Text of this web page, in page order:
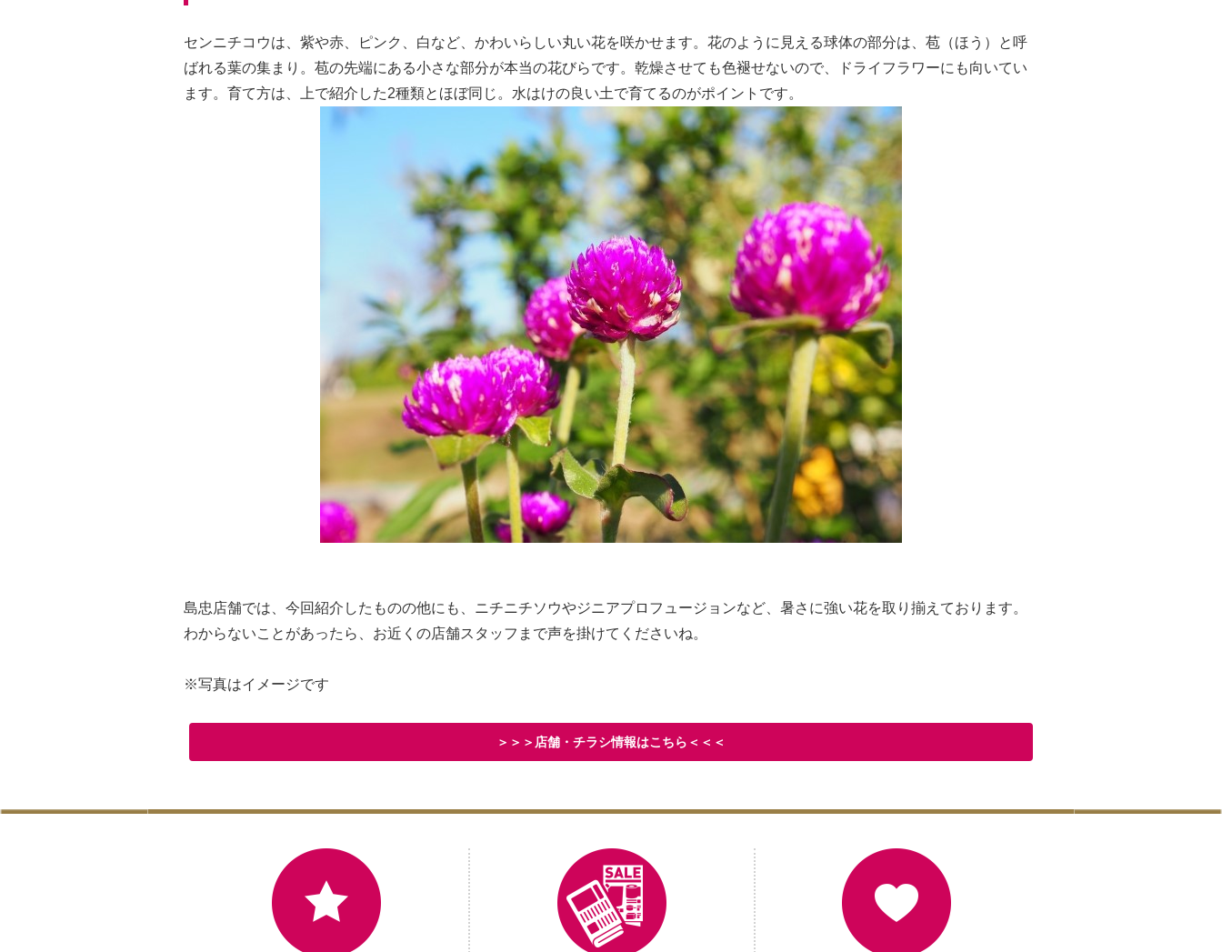
センニチコウは、紫や赤、ピンク、白など、かわいらしい丸い花を咲かせます。花のように見える球体の部分は、苞（ほう）と呼
ばれる葉の集まり。苞の先端にある小さな部分が本当の花びらです。乾燥させても色褪せないので、ドライフラワーにも向いてい
ます。育て方は、上で紹介した2種類とほぼ同じ。水はけの良い土で育てるのがポイントです。
島忠店舗では、今回紹介したものの他にも、ニチニチソウやジニアプロフュージョンなど、暑さに強い花を取り揃えております。
わからないことがあったら、お近くの店舗スタッフまで声を掛けてくださいね。
※写真はイメージです
＞＞＞店舗・チラシ情報はこちら＜＜＜